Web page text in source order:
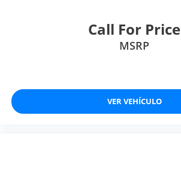
Call For Price
MSRP
VER VEHÍCULO